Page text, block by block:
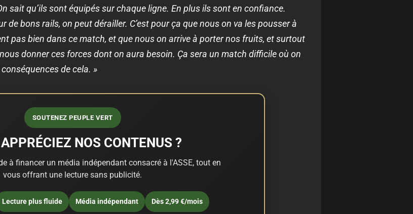
sait qu’ils sont équipés sur chaque ligne. En plus ils sont en confiance.
de bons rails, on peut dérailler. C’est pour ça que nous on va les pousser à
pas bien dans ce match, et que nous on arrive à porter nos fruits, et surtout
donner ces forces dont on aura besoin. Ça sera un match difficile où on
de cela. »
SOUTENEZ PEUPLE VERT
NOS CONTENUS ?
à financer un média indépendant consacré à l'ASSE, tout en
vous offrant une lecture sans publicité.
Lecture plus fluide Média indépendant Dès 2,99 €/mois